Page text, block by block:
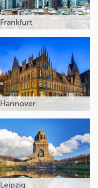
Frankfurt
Hannover
Leipzig